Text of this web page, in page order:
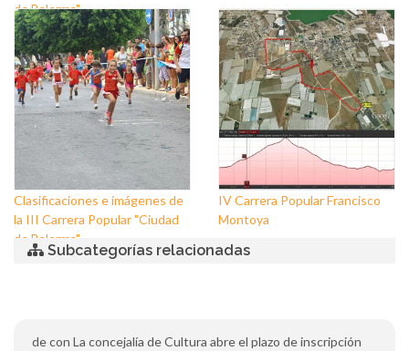
de Balerma"
Clasificaciones e imágenes de
la III Carrera Popular "Ciudad
de Balerma"
IV Carrera Popular Francisco
Montoya
Subcategorías relacionadas
de con La concejalía de Cultura abre el plazo de inscripción